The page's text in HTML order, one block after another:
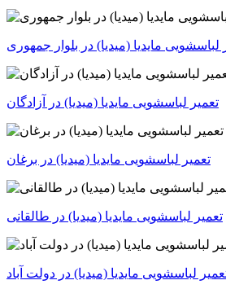
لباسشویی مایدیا (میدیا) در بلوار جمهوری
تعمیر لباسشویی مایدیا (میدیا) در آزادگان
تعمیر لباسشویی مایدیا (میدیا) در برغان
تعمیر لباسشویی مایدیا (میدیا) در طالقانی